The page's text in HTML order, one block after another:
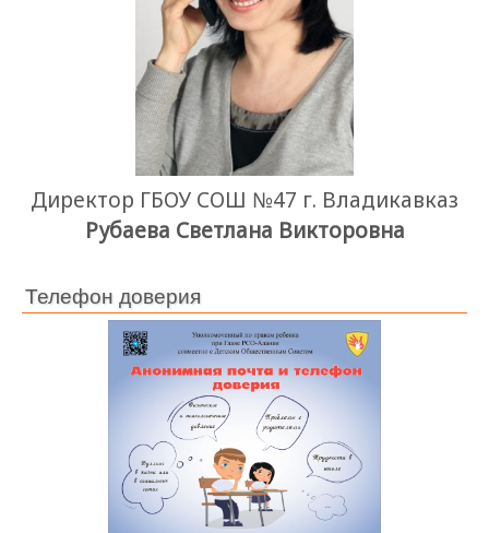
Директор ГБОУ СОШ №47 г. Владикавказ
Рубаева Светлана Викторовна
Телефон доверия